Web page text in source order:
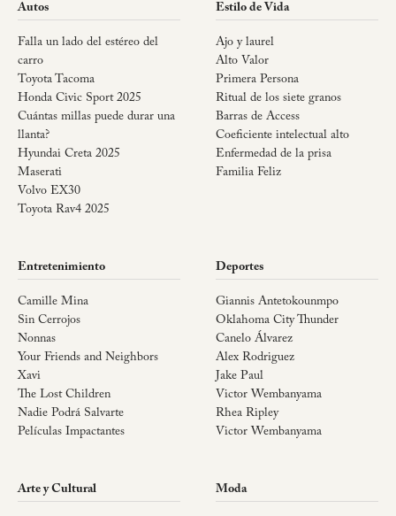
Autos
Falla un lado del estéreo del
carro
Toyota Tacoma
Honda Civic Sport 2025
Cuántas millas puede durar una
llanta?
Hyundai Creta 2025
Maserati
Volvo EX30
Toyota Rav4 2025
Estilo de Vida
Ajo y laurel
Alto Valor
Primera Persona
Ritual de los siete granos
Barras de Access
Coeficiente intelectual alto
Enfermedad de la prisa
Familia Feliz
Entretenimiento
Camille Mina
Sin Cerrojos
Nonnas
Your Friends and Neighbors
Xavi
The Lost Children
Nadie Podrá Salvarte
Películas Impactantes
Deportes
Giannis Antetokounmpo
Oklahoma City Thunder
Canelo Álvarez
Alex Rodriguez
Jake Paul
Victor Wembanyama
Rhea Ripley
Victor Wembanyama
Arte y Cultural Moda